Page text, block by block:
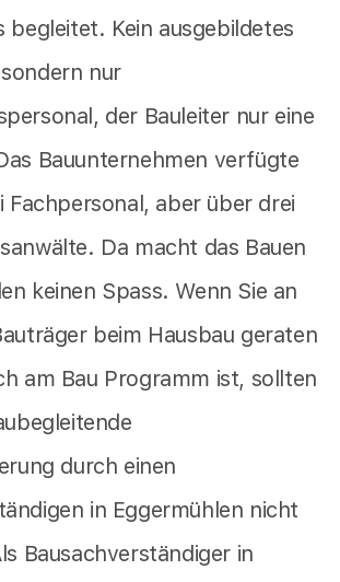
begleitet. Kein ausgebildetes
nur
der Bauleiter nur eine
Bauunternehmen verfügte
Fachpersonal, aber über drei
Da macht das Bauen
keinen Spass. Wenn Sie an
beim Hausbau geraten
am Bau Programm ist, sollten
durch einen
in Eggermühlen nicht
Bausachverständiger in